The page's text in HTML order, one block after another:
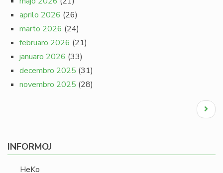
aprilo 2026 (26)
marto 2026 (24)
februaro 2026 (21)
januaro 2026 (33)
decembro 2025 (31)
novembro 2025 (28)
Next
page
INFORMOJ
HeKo